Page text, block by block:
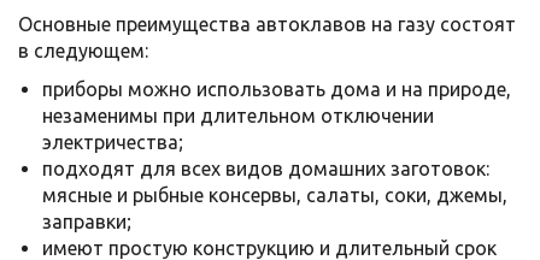
Основные преимущества автоклавов на газу состоят
в следующем:
приборы можно использовать дома и на природе,
незаменимы при длительном отключении
электричества;
подходят для всех видов домашних заготовок:
мясные и рыбные консервы, салаты, соки, джемы,
заправки;
имеют простую конструкцию и длительный срок